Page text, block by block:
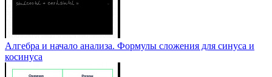
Алгебра и начало анализа. Формулы сложения для синуса и
косинуса